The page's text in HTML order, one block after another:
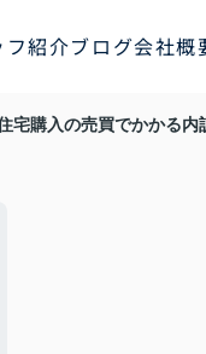
紹介ブログ会社概
宅購入の売買でかかる内